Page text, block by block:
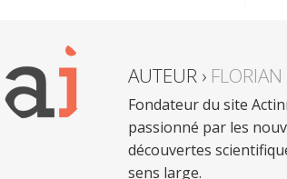
AUTEUR ›
Fondateur du site
passionné par les
découvertes
sens large.